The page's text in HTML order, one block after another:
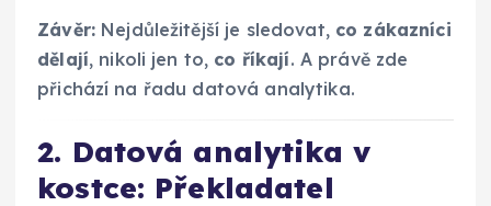
Závěr:Nejdůležitější je sledovat, co zákazníci
dělají, nikoli jen to, co říkají. A právě zde
přichází na řadu datová analytika.
2. Datová analytika v
kostce: Překladatel